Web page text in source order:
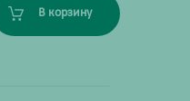
В корзину